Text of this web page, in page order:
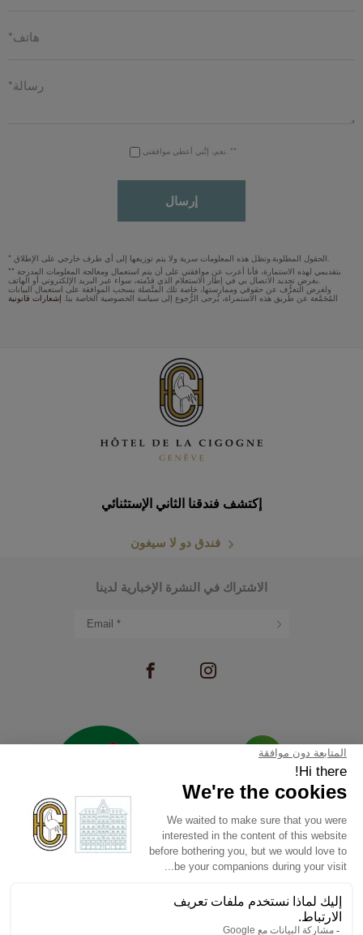
*هاتف
*رسالة
نعم، إنَّني أعطي موافقتي. **
** بتقديمي لهذه الاستمارة، فأنا أعرب عن موافقتي على أن يتم استعمال ومعالجة المعلومات المدرجة
ولغرض التعرُّف عن حقوقي وممارستها، خاصة تلك المتَّصلة بسحب الموافقة على استعمال البيانات
المُجَمَّعة عن طريق هذه الاستمراة، يُرجى الرُّجوع إلى سياسة الخصوصية الخاصة بنا. إشعارات قانونية
إكتشف فندقنا الثاني الإستثنائي
فندق دو لا سيغون
الاشتراك في النشرة الإخبارية لدينا
التوظيف
جنيف